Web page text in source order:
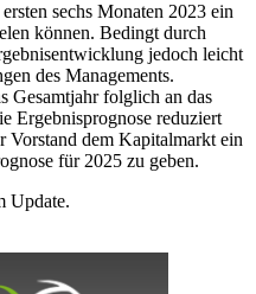
sechs Monaten 2023 ein
können. Bedingt durch
jedoch leicht
des Managements.
Gesamtjahr folglich an das
Ergebnisprognose reduziert
Vorstand dem Kapitalmarkt ein
für 2025 zu geben.
Update.